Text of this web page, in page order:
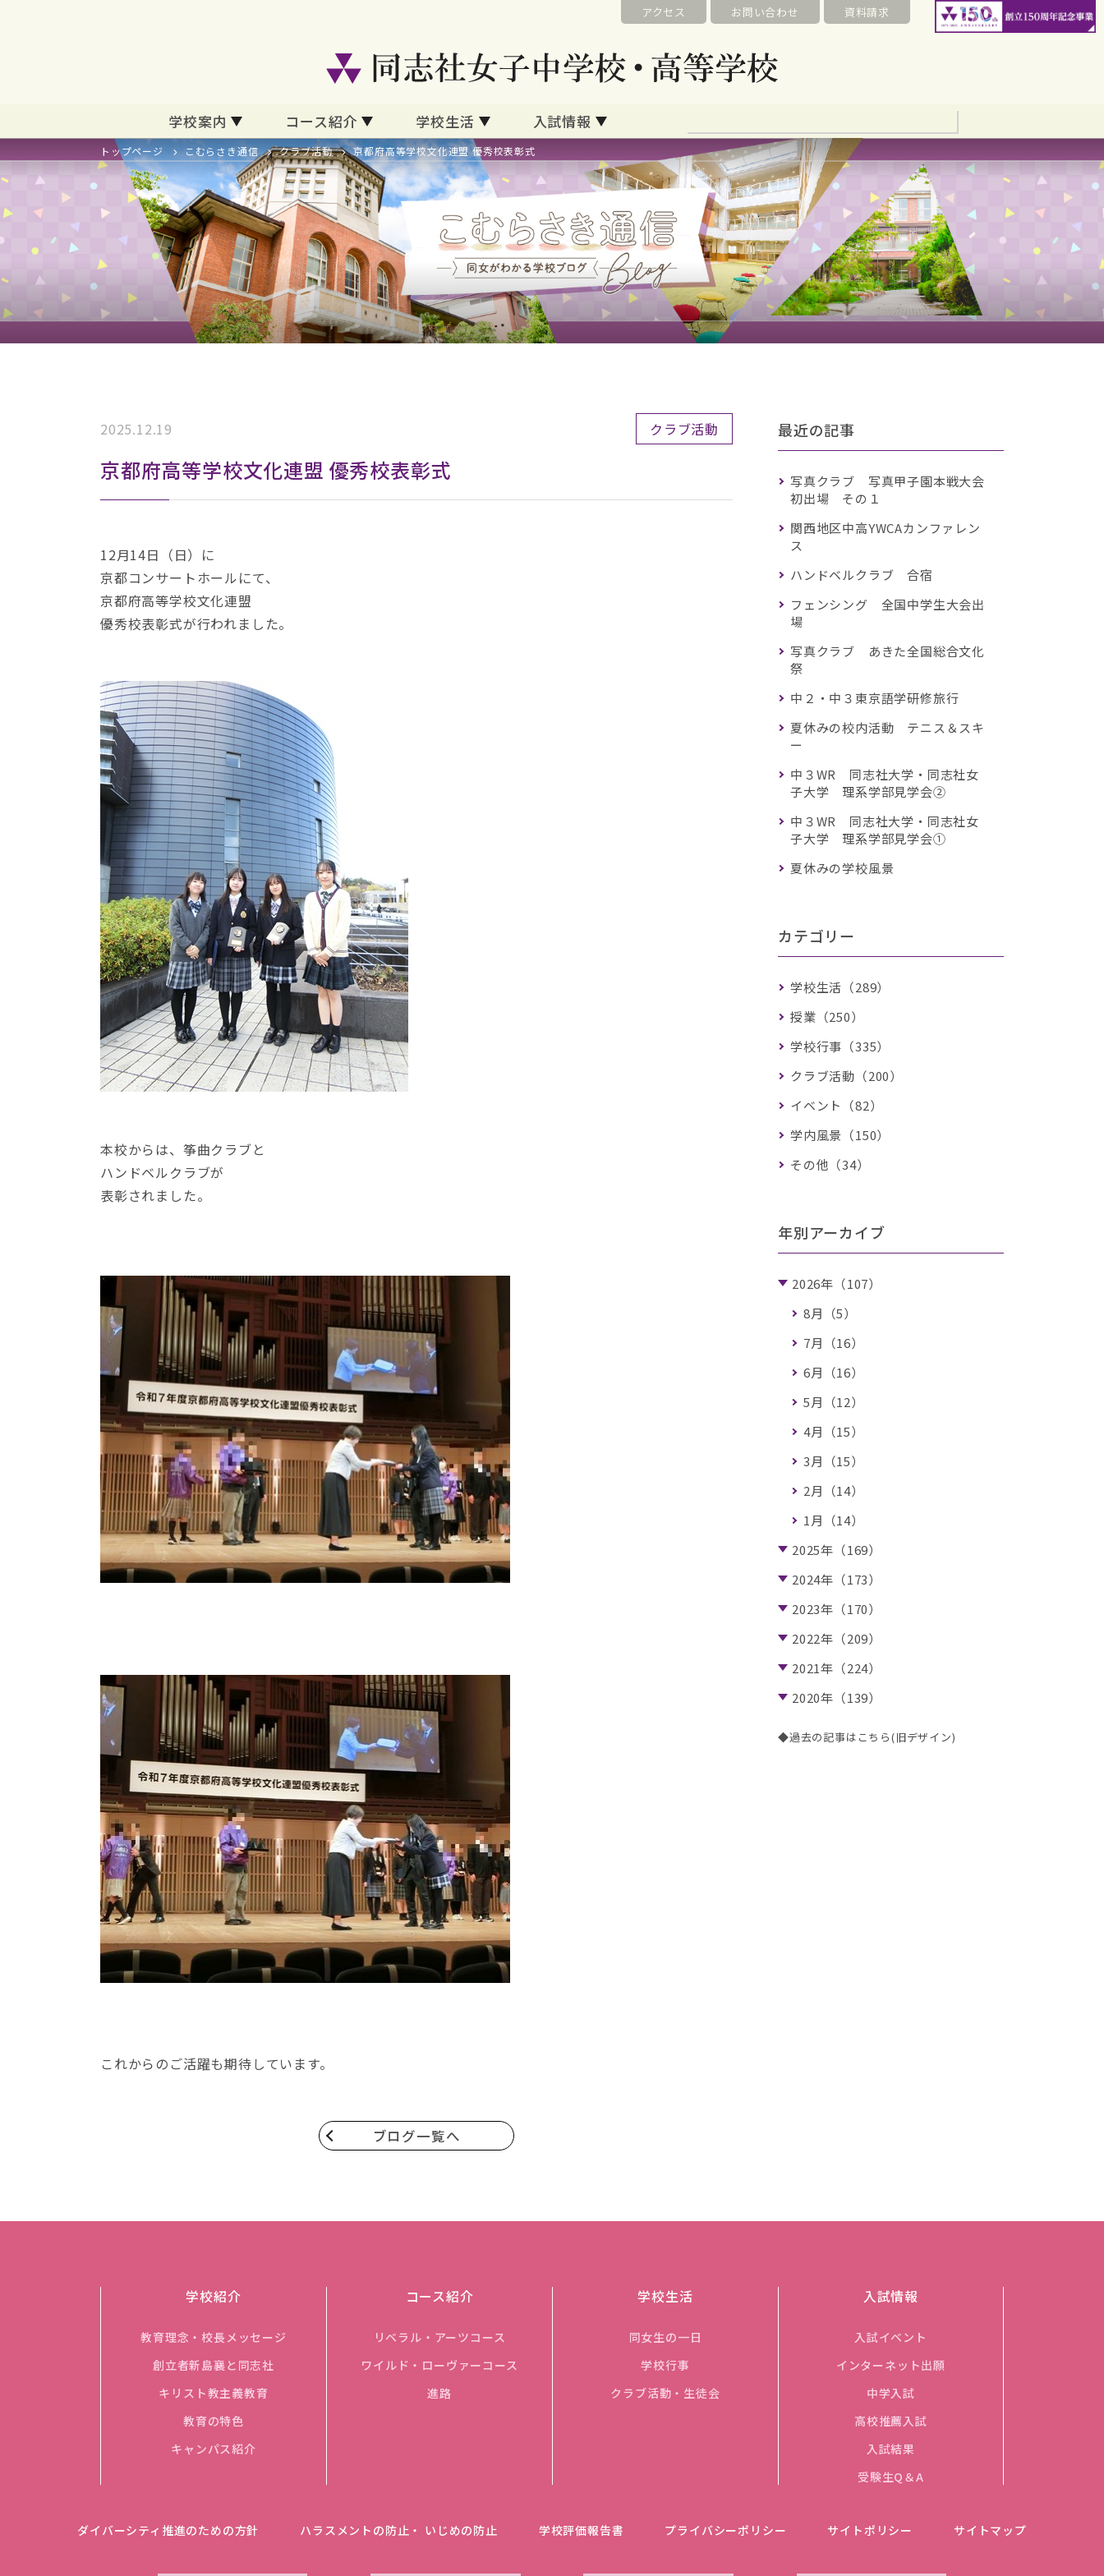
アクセス お問い合わせ 資料請求
学校案内 コース紹介 学校生活 入試情報
トップページ こむらさき通信 クラブ活動 京都府高等学校文化連盟 優秀校表彰式
2025.12.19 クラブ活動
京都府高等学校文化連盟 優秀校表彰式
12月14日（日）に
京都コンサートホールにて、
京都府高等学校文化連盟
優秀校表彰式が行われました。
本校からは、筝曲クラブと
ハンドベルクラブが
表彰されました。
これからのご活躍も期待しています。
ブログ一覧へ
最近の記事
写真クラブ 写真甲子園本戦大会
初出場 その１
関西地区中高YWCAカンファレン
ス
ハンドベルクラブ 合宿
フェンシング 全国中学生大会出
場
写真クラブ あきた全国総合文化
祭
中２・中３東京語学研修旅行
夏休みの校内活動 テニス＆スキ
ー
中３WR 同志社大学・同志社女
子大学 理系学部見学会②
中３WR 同志社大学・同志社女
子大学 理系学部見学会①
夏休みの学校風景
カテゴリー
学校生活（289）
授業（250）
学校行事（335）
クラブ活動（200）
イベント（82）
学内風景（150）
その他（34）
年別アーカイブ
2026年（107）
8月（5）
7月（16）
6月（16）
5月（12）
4月（15）
3月（15）
2月（14）
1月（14）
2025年（169）
2024年（173）
2023年（170）
2022年（209）
2021年（224）
2020年（139）
◆過去の記事はこちら(旧デザイン)
学校紹介
教育理念・校長メッセージ
創立者新島襄と同志社
キリスト教主義教育
教育の特色
キャンパス紹介
コース紹介
リベラル・アーツコース
ワイルド・ローヴァーコース
進路
学校生活
同女生の一日
学校行事
クラブ活動・生徒会
入試情報
入試イベント
インターネット出願
中学入試
高校推薦入試
入試結果
受験生Q＆A
ダイバーシティ推進のための方針 ハラスメントの防止・ いじめの防止 学校評価報告書 プライバシーポリシー サイトポリシー サイトマップ